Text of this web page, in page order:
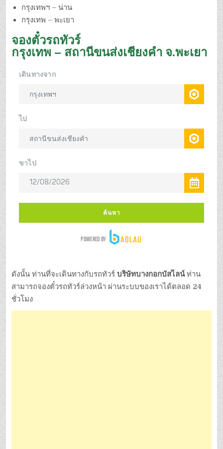
กรุงเทพฯ – น่าน
กรุงเทพ – พะเยา
จองตั๋วรถทัวร์
กรุงเทพ – สถานีขนส่งเชียงคำ จ.พะเยา
ดังนั้น ท่านที่จะเดินทางกับรถทัวร์บริษัทบางกอกบัสไลน์ท่าน
สามารถจองตั๋วรถทัวร์ล่วงหน้า ผ่านระบบของเราได้ตลอด 24
ชั่วโมง